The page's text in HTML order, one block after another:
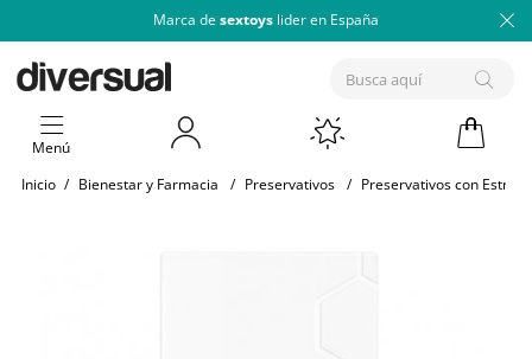
Marca de sextoys lider en España
Menú
Inicio / Bienestar y Farmacia / Preservativos / Preservativos con Estrías